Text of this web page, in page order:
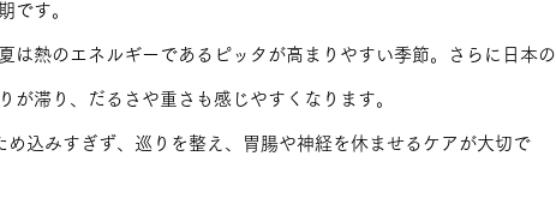
です。
は熱のエネルギーであるピッタが高まりやすい季節。さらに日本の
が滞り、だるさや重さも感じやすくなります。
め込みすぎず、巡りを整え、胃腸や神経を休ませるケアが大切で